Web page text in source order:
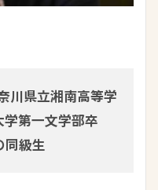
県立湘南高等学
第一文学部卒
同級生